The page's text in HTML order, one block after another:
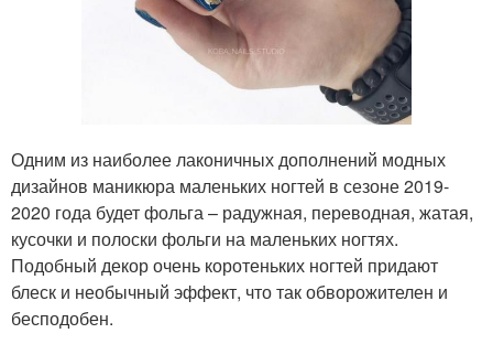
Одним из наиболее лаконичных дополнений модных
дизайнов маникюра маленьких ногтей в сезоне 2019-
2020 года будет фольга – радужная, переводная, жатая,
кусочки и полоски фольги на маленьких ногтях.
Подобный декор очень коротеньких ногтей придают
блеск и необычный эффект, что так обворожителен и
бесподобен.